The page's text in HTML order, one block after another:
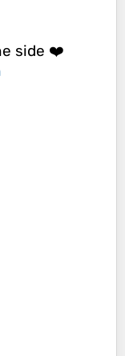
side ❤️